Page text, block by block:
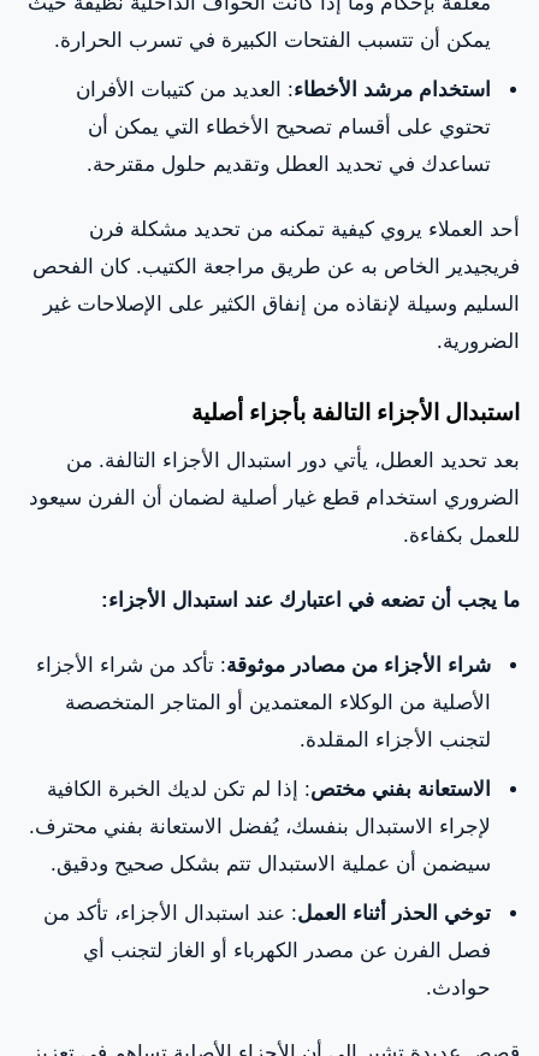
يمكن أن تتسبب الفتحات الكبيرة في تسرب الحرارة.
استخدام مرشد الأخطاء: العديد من كتيبات الأفران
تحتوي على أقسام تصحيح الأخطاء التي يمكن أن
تساعدك في تحديد العطل وتقديم حلول مقترحة.
أحد العملاء يروي كيفية تمكنه من تحديد مشكلة فرن
فريجيدير الخاص به عن طريق مراجعة الكتيب. كان الفحص
السليم وسيلة لإنقاذه من إنفاق الكثير على الإصلاحات غير
الضرورية.
استبدال الأجزاء التالفة بأجزاء أصلية
بعد تحديد العطل، يأتي دور استبدال الأجزاء التالفة. من
الضروري استخدام قطع غيار أصلية لضمان أن الفرن سيعود
للعمل بكفاءة.
ما يجب أن تضعه في اعتبارك عند استبدال الأجزاء:
شراء الأجزاء من مصادر موثوقة: تأكد من شراء الأجزاء
الأصلية من الوكلاء المعتمدين أو المتاجر المتخصصة
لتجنب الأجزاء المقلدة.
الاستعانة بفني مختص: إذا لم تكن لديك الخبرة الكافية
لإجراء الاستبدال بنفسك، يُفضل الاستعانة بفني محترف.
سيضمن أن عملية الاستبدال تتم بشكل صحيح ودقيق.
توخي الحذر أثناء العمل: عند استبدال الأجزاء، تأكد من
فصل الفرن عن مصدر الكهرباء أو الغاز لتجنب أي
حوادث.